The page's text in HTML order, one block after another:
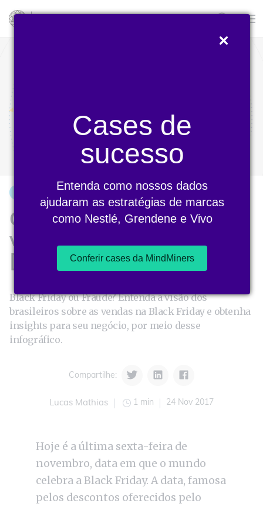
Cases de
sucesso
Entenda como nossos dados
ajudaram as estratégias de marcas
como Nestlé, Grendene e Vivo
Conferir cases da MindMiners
O varejo brasileiro e as
vendas na Black Friday
[Infográfico]
Black Friday ou Fraude? Entenda a visão dos
brasileiros sobre as vendas na Black Friday e obtenha
insights para seu negócio, por meio desse
infográfico.
Compartilhe:
Lucas Mathias 1 min 24 Nov 2017
Hoje é a última sexta-feira de
novembro, data em que o mundo
celebra a Black Friday. A data, famosa
pelos descontos oferecidos pelo